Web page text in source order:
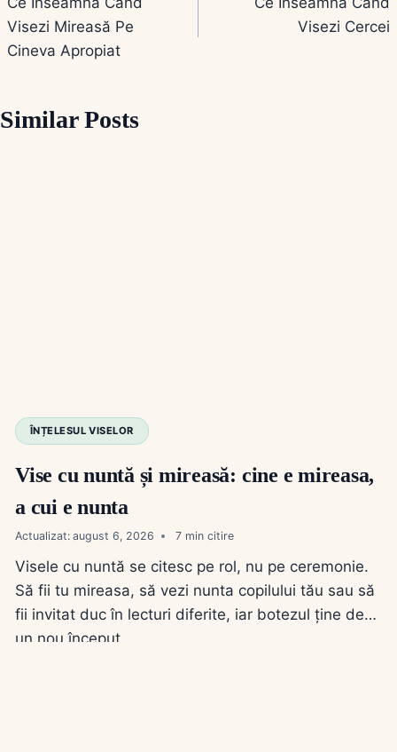
în
articole
Visezi Mireasă Pe
Cineva Apropiat
Visezi Cercei
Similar Posts
ÎNȚELESUL VISELOR
Vise cu nuntă și mireasă: cine e mireasa,
a cui e nunta
Actualizat: august 6, 2026 7
Visele cu nuntă se citesc pe rol, nu pe ceremonie.
Să fii tu mireasa, să vezi nunta copilului tău sau să
fii invitat duc în lecturi diferite, iar botezul ține de
un nou început.